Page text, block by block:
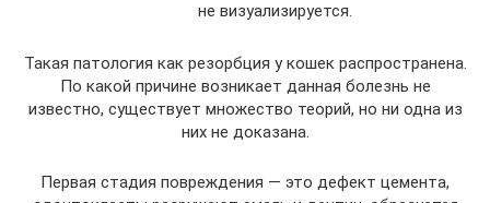
не визуализируется.
Такая патология как резорбция у кошек распространена.
По какой причине возникает данная болезнь не
известно, существует множество теорий, но ни одна из
них не доказана.
Первая стадия повреждения — это дефект цемента,